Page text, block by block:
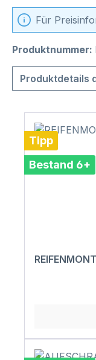
Für
Produktnummer:
Produktdetails
Tipp
Bestand 6+